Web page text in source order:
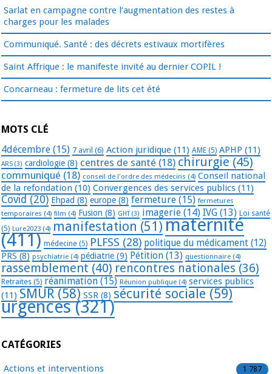
Sarlat en campagne contre l’augmentation des restes à
charges pour les malades
Communiqué. Santé : des décrets estivaux mortifères
Saint Affrique : le manifeste invité au dernier COPIL !
Concarneau : fermeture de lits cet été
MOTS CLÉ
4décembre (15) 7 avril (6) Action juridique (11) AME (5) APHP (11)
ARS (3) cardiologie (8) centres de santé (18) chirurgie (45)
communiqué (18) conseil de l'ordre des médecins (4) Conseil national
de la refondation (10) Convergences des services publics (11)
Covid (20) Ehpad (8) europe (8) fermeture (15) fermetures
temporaires (4) film (4) Fusion (8) GHT(3) imagerie (14) IVG (13) Loi santé
(5) Lure2023 (4) manifestation (51) maternité
(411) médecine (5) PLFSS (28) politique du médicament (12)
PRS (8) psychiatrie (4) pédiatrie (9) Pétition (13) questionnaire (4)
rassemblement (40) rencontres nationales (36)
Retraites (5) réanimation (15) Réunion publique (4) services publics
(11) SMUR (58) SSR (8) sécurité sociale (59)
urgences(321)
CATÉGORIES
Actions et interventions 1 787